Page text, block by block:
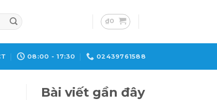
₫0
08:00 - 17:30 02439761588
Bài viết gần đây